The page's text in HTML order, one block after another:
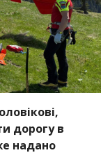
дорогу в
надано